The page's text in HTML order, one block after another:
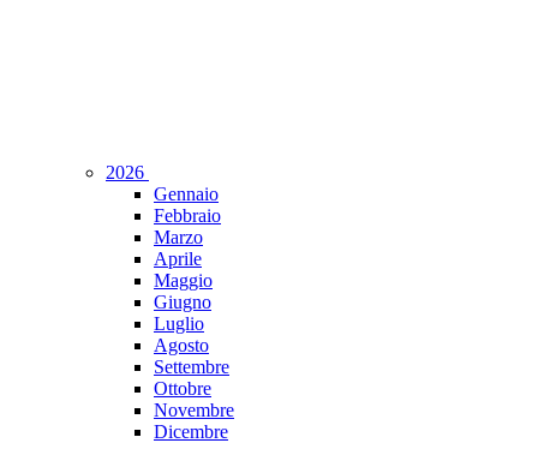
2026
Gennaio
Febbraio
Marzo
Aprile
Maggio
Giugno
Luglio
Agosto
Settembre
Ottobre
Novembre
Dicembre